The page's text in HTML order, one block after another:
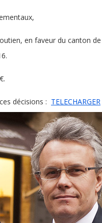
en faveur du canton
décisions : TELECHARGER